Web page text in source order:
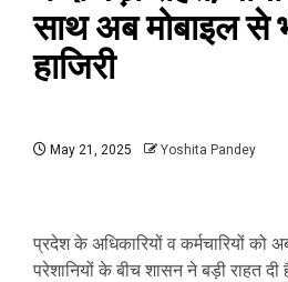
साथ अब मोबाइल से
हाजिरी
May 21, 2025 Yoshita Pandey
प्रदेश के अधिकारियों व कर्मचारियों को
परेशानियों के बीच शासन ने बड़ी राहत